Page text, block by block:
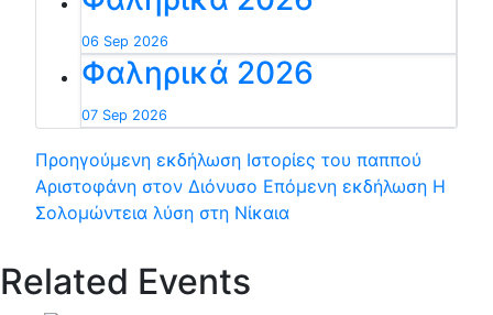
06 Sep 2026
Φαληρικά 2026
07 Sep 2026
Προηγούμενη εκδήλωση Ιστορίες του παππού
Αριστοφάνη στον Διόνυσο Επόμενη εκδήλωση Η
Σολομώντεια λύση στη Νίκαια
Related Events